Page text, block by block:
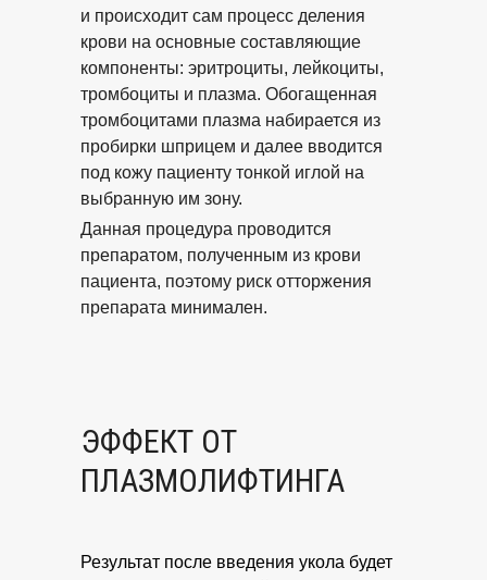
и происходит сам процесс деления
крови на основные составляющие
компоненты: эритроциты, лейкоциты,
тромбоциты и плазма. Обогащенная
тромбоцитами плазма набирается из
пробирки шприцем и далее вводится
под кожу пациенту тонкой иглой на
выбранную им зону.
Данная процедура проводится
препаратом, полученным из крови
пациента, поэтому риск отторжения
препарата минимален.
ЭФФЕКТ ОТ
ПЛАЗМОЛИФТИНГА
Результат после введения укола будет